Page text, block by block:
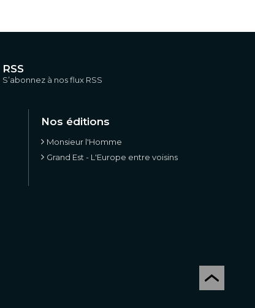
RSS
S’abonnez à nos flux RSS
Nos éditions
Monsieur l'Homme
Grand Est - L'Europe entre voisins